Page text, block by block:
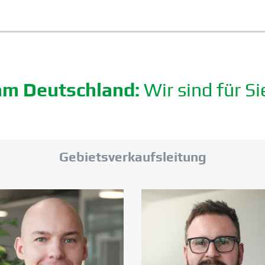
Deutschland: Wir sind für
Gebiets­ver­kaufs­leitung